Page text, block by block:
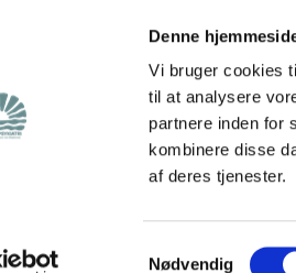
Denne
Vi bruger cookies
til at analysere
partnere inden for
kombinere disse
af deres tjenester.
Samtykkevalg
Nødvendig
for
Støt os
Støt foreningen
Bliv medlem